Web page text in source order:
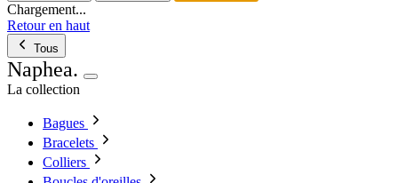
Chargement...
Retour en haut
Tous
Naphea.
La collection
Bagues
Bracelets
Colliers